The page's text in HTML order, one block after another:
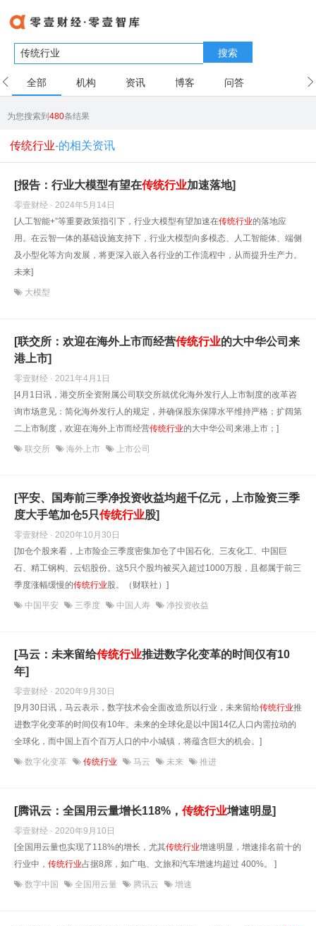
搜索
全部 机构 资讯 博客 问答
为您搜索到480条结果
传统行业-的相关资讯
[报告：行业大模型有望在传统行业加速落地]
零壹财经 · 2024年5月14日
[人工智能+”等重要政策指引下，行业大模型有望加速在传统行业的落地应
用。在云智一体的基础设施支持下，行业大模型向多模态、人工智能体、端侧
及小型化等方向发展，将更深入嵌入各行业的工作流程中，从而提升生产力。
未来]
大模型
[联交所：欢迎在海外上市而经营传统行业的大中华公司来
港上市]
零壹财经 · 2021年4月1日
[4月1日讯，港交所全资附属公司联交所就优化海外发行人上市制度的改革咨
询市场意见：简化海外发行人的规定，并确保股东保障水平维持严格；扩阔第
二上市制度，欢迎在海外上市而经营传统行业的大中华公司来港上市；]
联交所 海外上市 上市公司
[平安、国寿前三季净投资收益均超千亿元，上市险资三季
度大手笔加仓5只传统行业股]
零壹财经 · 2020年10月30日
[加仓个股来看，上市险企三季度密集加仓了中国石化、三友化工、中国巨
石、精工钢构、云铝股份。这5只个股均被买入超过1000万股，且都属于前三
季度涨幅缓慢的传统行业股。（财联社）]
中国平安 三季度 中国人寿 净投资收益
[马云：未来留给传统行业推进数字化变革的时间仅有10
年]
零壹财经 · 2020年9月30日
[9月30日讯，马云表示，数字技术会全面改造所以行业，未来留给传统行业推
进数字化变革的时间仅有10年。未来的全球化是以中国14亿人口内需拉动的
全球化，而中国上百个百万人口的中小城镇，将蕴含巨大的机会。]
数字化变革 传统行业 马云 未来 推进
[腾讯云：全国用云量增长118%， 传统行业增速明显]
零壹财经 · 2020年9月10日
[全国用云量也实现了118%的增长，尤其传统行业增速明显，增速排名前十的
行业中， 传统行业占据8席，如广电、文旅和汽车增速均超过 400%。 ]
数字中国 全国用云量 腾讯云 增速